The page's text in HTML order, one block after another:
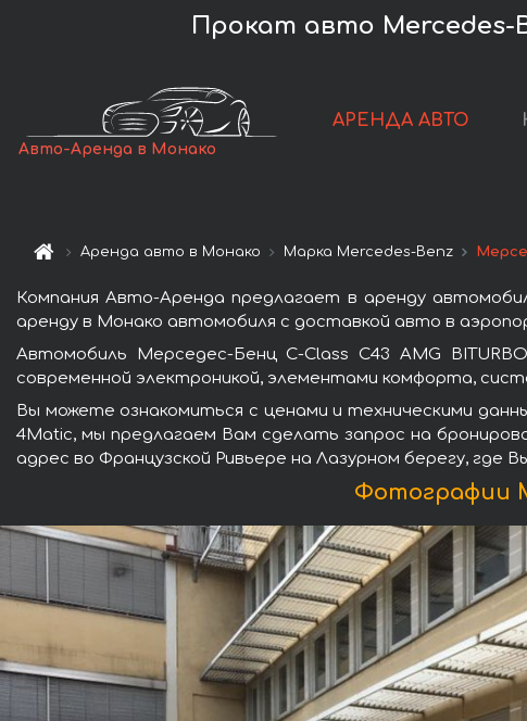
Прокат авто Mercedes-
Авто-Аренда в Монако
АРЕНДА АВТО
Аренда авто в Монако Марка Mercedes-Benz
Компания Авто-Аренда предлагает в аренду
аренду в Монако автомобиля с доставкой авто в
Автомобиль Мерседес-Бенц C-Class C43 AMG
современной электроникой, элементами комфорта,
Вы можете ознакомиться с ценами и техническими
4Matic, мы предлагаем Вам сделать запрос на
адрес во Французской Ривьере на Лазурном берегу,
Фотографии